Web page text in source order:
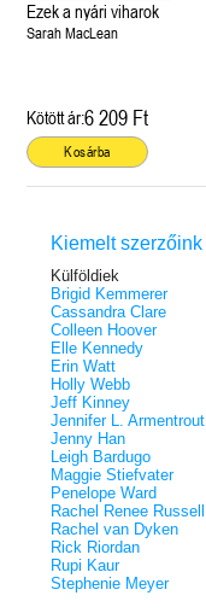
Ezek a nyári viharok
Sarah MacLean
Kötött ár:6 209 Ft
Kosárba
Kiemelt szerzőink
Külföldiek
Brigid Kemmerer
Cassandra Clare
Colleen Hoover
Elle Kennedy
Erin Watt
Holly Webb
Jeff Kinney
Jennifer L. Armentrout
Jenny Han
Leigh Bardugo
Maggie Stiefvater
Penelope Ward
Rachel Renee Russell
Rachel van Dyken
Rick Riordan
Rupi Kaur
Stephenie Meyer